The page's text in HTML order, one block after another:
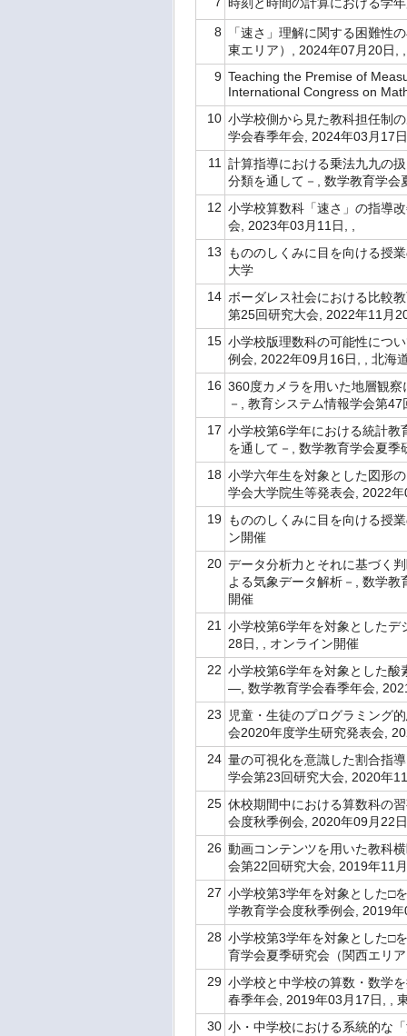
8
「速さ」理解に関する困難性
東エリア）, 2024年07月20日
9 Teaching the Premise of
International Congress on
10 小学校側から見た教科担任制
学会春季年会, 2024年03月17
11
計算指導における乗法九九の
分類を通して－, 数学教育学
12 小学校算数科「速さ」の指導
会, 2023年03月11日, ,
13
もののしくみに目を向ける授
大学
14 ボーダレス社会における比較
第25回研究大会, 2022年11月
15 小学校版理数科の可能性につ
例会, 2022年09月16日, , 北海
16 360度カメラを用いた地層観
－, 教育システム情報学会第
17 小学校第6学年における統計教
を通して－, 数学教育学会夏
18 ⼩学六年⽣を対象とした図形
学会大学院生等発表会, 2022
19 もののしくみに目を向ける授
ン開催
20 データ分析力とそれに基づく
よる気象データ解析－, 数学
開催
21
小学校第6学年を対象とした
28日, , オンライン開催
22 小学校第6学年を対象とした
―, 数学教育学会春季年会,
23
児童・生徒のプログラミング
会2020年度学生研究発表会,
24 量の可視化を意識した割合指
学会第23回研究大会, 2020年
25 休校期間中における算数科の
会度秋季例会, 2020年09月22
26 動画コンテンツを用いた教科
会第22回研究大会, 2019年11
27 小学校第3学年を対象とした□
学教育学会度秋季例会, 2019
28 小学校第3学年を対象とした□
育学会夏季研究会（関西エリ
29 小学校と中学校の算数・数学
春季年会, 2019年03月17日, ,
30 小・中学校における系統的な